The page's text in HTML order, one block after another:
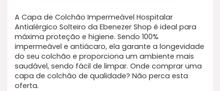
A Capa de Colchão Impermeável Hospitalar
Antialérgico Solteiro da Ebenezer Shop é ideal para
máxima proteção e higiene. Sendo 100%
impermeável e antiácaro, ela garante a longevidade
do seu colchão e proporciona um ambiente mais
saudável, sendo fácil de limpar. Onde comprar uma
capa de colchão de qualidade? Não perca esta
oferta.